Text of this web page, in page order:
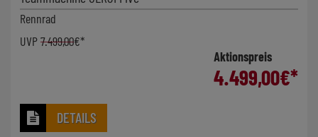
Rennrad
UVP7.499,00€*
Aktionspreis
4.499,00€*
DETAILS